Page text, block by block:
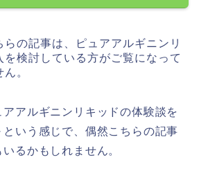
らの記事は、ピュアアルギニンリ
を検討している方がご覧になって
。
アルギニンリキッドの体験談を
いう感じで、偶然こちらの記事
るかもしれません。